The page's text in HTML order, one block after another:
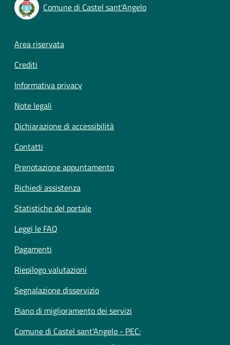
Comune di Castel sant'Angelo
Footer menu
Area riservata
Crediti
Informativa privacy
Note legali
Dichiarazione di accessibilità
Contatti
Prenotazione appuntamento
Richiedi assistenza
Statistiche del portale
Leggi le FAQ
Pagamenti
Riepilogo valutazioni
Segnalazione disservizio
Piano di miglioramento dei servizi
Comune di Castel sant'Angelo - PEC: